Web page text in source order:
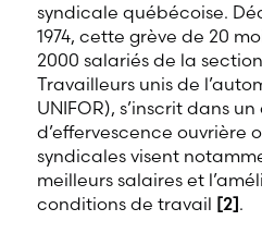
syndicale québécoise.
1974, cette grève de 20
2000 salariés de la
Travailleurs unis de
UNIFOR), s’inscrit dans
d’effervescence ouvrière
syndicales visent
meilleurs salaires et
conditions de travail [2].